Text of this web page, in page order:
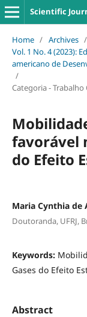
Scientific
Home / Archives /
Vol. 1 No. 4 (2023):
americano de
/
Categoria -
favorável
do Efeito
Maria Cynthia de
Doutoranda, UFRJ,
Keywords:
Gases do Efeito
Abstract